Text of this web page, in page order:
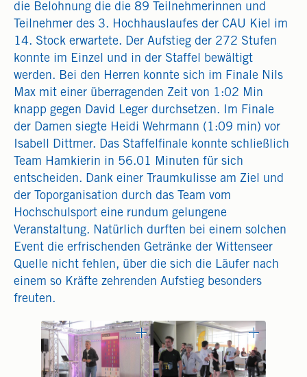
die Belohnung die die 89 Teilnehmerinnen und
Teilnehmer des 3. Hochhauslaufes der CAU Kiel im
14. Stock erwartete. Der Aufstieg der 272 Stufen
konnte im Einzel und in der Staffel bewältigt
werden. Bei den Herren konnte sich im Finale Nils
Max mit einer überragenden Zeit von 1:02 Min
knapp gegen David Leger durchsetzen. Im Finale
der Damen siegte Heidi Wehrmann (1:09 min) vor
Isabell Dittmer. Das Staffelfinale konnte schließlich
Team Hamkierin in 56.01 Minuten für sich
entscheiden. Dank einer Traumkulisse am Ziel und
der Toporganisation durch das Team vom
Hochschulsport eine rundum gelungene
Veranstaltung. Natürlich durften bei einem solchen
Event die erfrischenden Getränke der Wittenseer
Quelle nicht fehlen, über die sich die Läufer nach
einem so Kräfte zehrenden Aufstieg besonders
freuten.